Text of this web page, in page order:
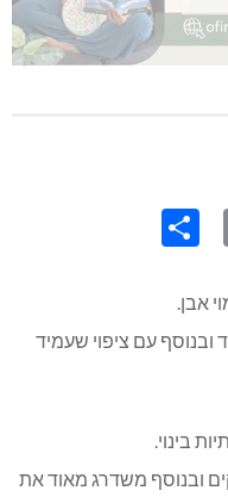
Link
אבן.
ובנוסף עם ציפוי שעמיד
בינוי.
ובנוסף משדרג מאוד את